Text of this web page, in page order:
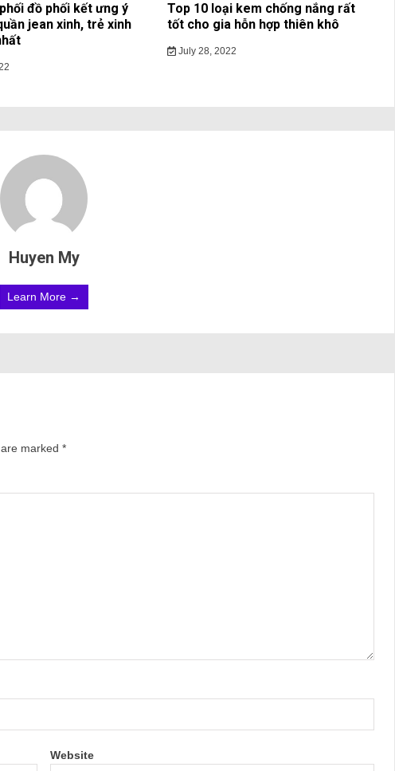
đồ phối kết ưng ý
jean xinh, trẻ xinh
Top 10 loại kem chống nắng rất
tốt cho gia hỗn hợp thiên khô
July 28, 2022
Huyen My
Learn More →
marked *
Website